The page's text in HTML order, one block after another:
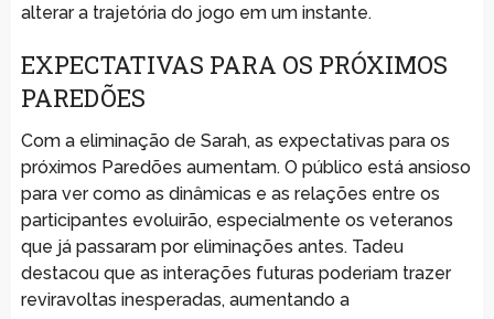
alterar a trajetória do jogo em um instante.
EXPECTATIVAS PARA OS PRÓXIMOS
PAREDÕES
Com a eliminação de Sarah, as expectativas para os
próximos Paredões aumentam. O público está ansioso
para ver como as dinâmicas e as relações entre os
participantes evoluirão, especialmente os veteranos
que já passaram por eliminações antes. Tadeu
destacou que as interações futuras poderiam trazer
reviravoltas inesperadas, aumentando a